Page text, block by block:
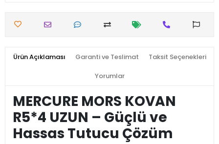
Ürün Açıklaması Garanti ve Teslimat Taksit Seçenekleri
Yorumlar
MERCURE MORS KOVAN
R5*4 UZUN – Güçlü ve
Hassas Tutucu Çözüm